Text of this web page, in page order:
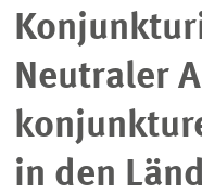
Neutraler
in den